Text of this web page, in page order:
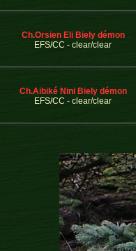
Ch.Orsien Eli Biely démon
EFS/CC - clear/clear
Ch.Aibiké Nini Biely démon
EFS/CC - clear/clear